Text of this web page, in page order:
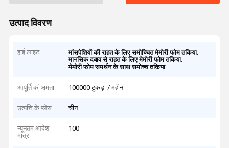
उत्पाद विवरण
हाई लाइट मांसपेशियों की राहत के लिए समोच्चित मेमोरी फोम तकिया,
मानसिक दबाव से राहत के लिए मेमोरी फोम तकिया,
मेमोरी फोम समर्थन के साथ समोच्च तकिया
आपूर्ति की क्षमता 100000 टुकड़ा / महीना
उत्पत्ति के प्लेस चीन
न्यूनतम आदेश
मात्रा
100